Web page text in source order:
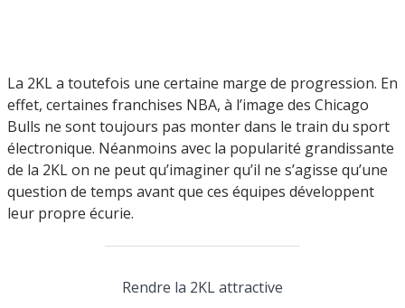
La 2KL a toutefois une certaine marge de progression. En
effet, certaines franchises NBA, à l’image des Chicago
Bulls ne sont toujours pas monter dans le train du sport
électronique. Néanmoins avec la popularité grandissante
de la 2KL on ne peut qu’imaginer qu’il ne s’agisse qu’une
question de temps avant que ces équipes développent
leur propre écurie.
Rendre la 2KL attractive